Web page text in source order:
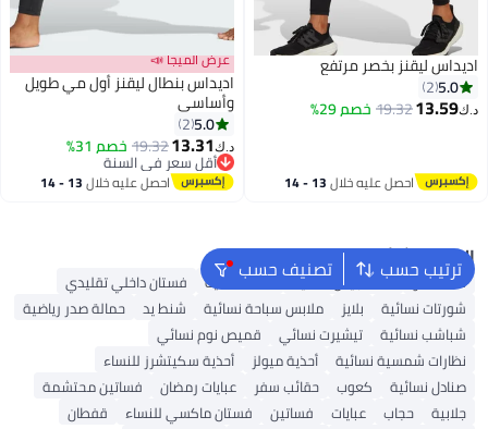
اديداس ليقنز بخصر مرتفع
5.0
2
د.ك‏13.59
19.32خصم 29%
احصل عليه خلال 13 - 14
عرض الميجا 📣
اديداس بنطال ليقنز أول مي طويل
وأساسي
5.0
2
د.ك‏13.31
19.32خصم 31%
أقل سعر في السنة
أقل سعر في السنة
احصل عليه خلال 13 - 14
ترتيب حسب تصنيف حسب البحث الشائع
شنط ألدو شنط جيس نسائية شنط نسائية
فستان داخلي تقليدي
شورتات نسائية
بلايز ملابس سباحة نسائية شنط يد
حمالة صدر رياضية
شباشب نسائية
تيشيرت نسائي
قميص نوم نسائي
نظارات شمسية نسائية
أحذية ميولز
أحذية سكيتشرز للنساء
صنادل نسائية
كعوب حقائب سفر عبايات رمضان
فساتين محتشمة
جلابية
حجاب عبايات فساتين فستان ماكسي للنساء
قفطان